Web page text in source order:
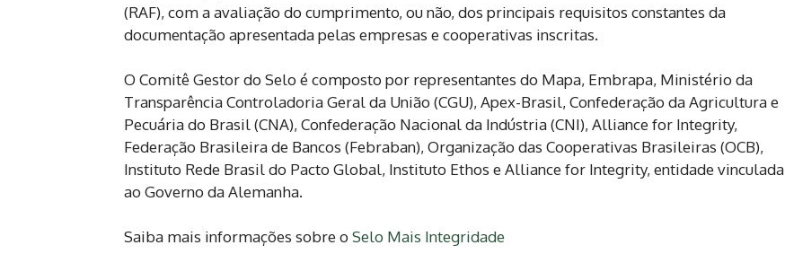
(RAF), com a avaliação do cumprimento, ou não, dos principais requisitos constantes da
documentação apresentada pelas empresas e cooperativas inscritas.
O Comitê Gestor do Selo é composto por representantes do Mapa, Embrapa, Ministério da
Transparência Controladoria Geral da União (CGU), Apex-Brasil, Confederação da Agricultura e
Pecuária do Brasil (CNA), Confederação Nacional da Indústria (CNI), Alliance for Integrity,
Federação Brasileira de Bancos (Febraban), Organização das Cooperativas Brasileiras (OCB),
Instituto Rede Brasil do Pacto Global, Instituto Ethos e Alliance for Integrity, entidade vinculada
ao Governo da Alemanha.
Saiba mais informações sobre oSelo Mais Integridade